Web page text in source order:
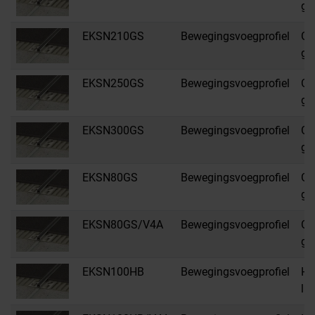
EKSN210GS Bewegingsvoegprofiel
EKSN250GS Bewegingsvoegprofiel
EKSN300GS Bewegingsvoegprofiel
EKSN80GS Bewegingsvoegprofiel
EKSN80GS/V4A Bewegingsvoegprofiel
EKSN100HB Bewegingsvoegprofiel